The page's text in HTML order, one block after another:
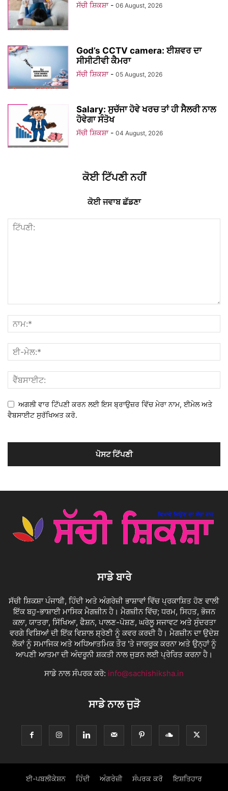
ਸੱਚੀ ਸ਼ਿਕਸ਼ਾ - 06 August, 2026
God’s CCTV camera: ਈਸ਼ਵਰ ਦਾ
ਸੀਸੀਟੀਵੀ ਕੈਮਰਾ
ਸੱਚੀ ਸ਼ਿਕਸ਼ਾ - 05 August, 2026
Salary: ਸੁਚੱਜਾ ਹੋਵੇ ਖਰਚ ਤਾਂ ਹੀ ਸੈਲਰੀ ਨਾਲ
ਹੋਵੇਗਾ ਸੰਤੋਖ
ਸੱਚੀ ਸ਼ਿਕਸ਼ਾ - 04 August, 2026
ਕੋਈ ਟਿੱਪਣੀ ਨਹੀਂ
ਕੋਈ ਜਵਾਬ ਛੱਡਣਾ
ਅਗਲੀ ਵਾਰ ਟਿੱਪਣੀ ਕਰਨ ਲਈ ਇਸ ਬ੍ਰਾਉਜ਼ਰ ਵਿੱਚ ਮੇਰਾ ਨਾਮ, ਈਮੇਲ ਅਤੇ
ਵੈਬਸਾਈਟ ਸੁਰੱਖਿਅਤ ਕਰੋ.
ਸਾਡੇ ਬਾਰੇ
ਸੱਚੀ ਸ਼ਿਕਸ਼ਾ ਪੰਜਾਬੀ, ਹਿੰਦੀ ਅਤੇ ਅੰਗਰੇਜ਼ੀ ਭਾਸ਼ਾਵਾਂ ਵਿੱਚ ਪ੍ਰਕਾਸ਼ਿਤ ਹੋਣ ਵਾਲੀ
ਇੱਕ ਬਹੁ-ਭਾਸ਼ਾਈ ਮਾਸਿਕ ਮੈਗਜ਼ੀਨ ਹੈ। ਮੈਗਜ਼ੀਨ ਵਿੱਚ; ਧਰਮ, ਸਿਹਤ, ਭੋਜਨ
ਕਲਾ, ਯਾਤਰਾ, ਸਿੱਖਿਆ, ਫੈਸ਼ਨ, ਪਾਲਣ-ਪੋਸ਼ਣ, ਘਰੇਲੂ ਸਜਾਵਟ ਅਤੇ ਸੁੰਦਰਤਾ
ਵਰਗੇ ਵਿਸ਼ਿਆਂ ਦੀ ਇੱਕ ਵਿਸ਼ਾਲ ਸ਼੍ਰੇਣੀ ਨੂੰ ਕਵਰ ਕਰਦੀ ਹੈ। ਮੈਗਜ਼ੀਨ ਦਾ ਉਦੇਸ਼
ਲੋਕਾਂ ਨੂੰ ਸਮਾਜਿਕ ਅਤੇ ਅਧਿਆਤਮਿਕ ਤੌਰ 'ਤੇ ਜਾਗਰੂਕ ਕਰਨਾ ਅਤੇ ਉਨ੍ਹਾਂ ਨੂੰ
ਆਪਣੀ ਆਤਮਾ ਦੀ ਅੰਦਰੂਨੀ ਸ਼ਕਤੀ ਨਾਲ ਜੁੜਨ ਲਈ ਪ੍ਰੇਰਿਤ ਕਰਨਾ ਹੈ।
ਸਾਡੇ ਨਾਲ ਸੰਪਰਕ ਕਰੋ: info@sachishiksha.in
ਸਾਡੇ ਨਾਲ ਜੁੜੋ
ਈ-ਪਬਲੀਕੇਸ਼ਨ ਹਿੰਦੀ ਅੰਗਰੇਜ਼ੀ ਸੰਪਰਕ ਕਰੋ ਇਸ਼ਤਿਹਾਰ